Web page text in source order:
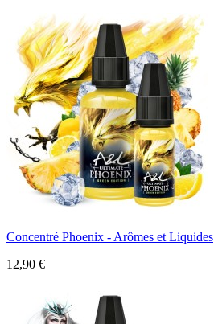
Concentré Phoenix - Arômes et Liquides
12,90 €